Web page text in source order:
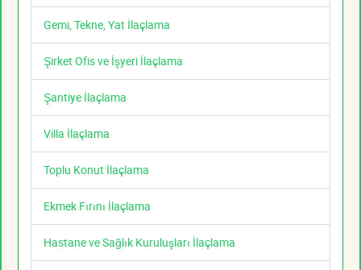
Gemi, Tekne, Yat İlaçlama
Şirket Ofis ve İşyeri İlaçlama
Şantiye İlaçlama
Villa İlaçlama
Toplu Konut İlaçlama
Ekmek Fırını İlaçlama
Hastane ve Sağlık Kuruluşları İlaçlama